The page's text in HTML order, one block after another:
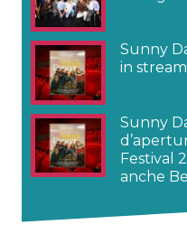
Sunny
in
Sunny
Festival
anche